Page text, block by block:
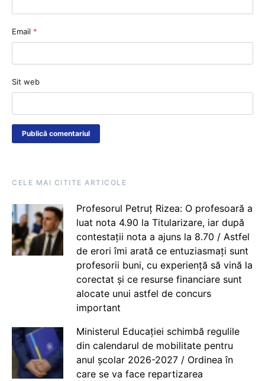
Email *
Sit web
CELE MAI CITITE ARTICOLE
Profesorul Petruț Rizea: O profesoară a
luat nota 4.90 la Titularizare, iar după
contestații nota a ajuns la 8.70 / Astfel
de erori îmi arată ce entuziasmați sunt
profesorii buni, cu experiență să vină la
corectat și ce resurse financiare sunt
alocate unui astfel de concurs
important
Ministerul Educației schimbă regulile
din calendarul de mobilitate pentru
anul școlar 2026-2027 / Ordinea în
care se va face repartizarea